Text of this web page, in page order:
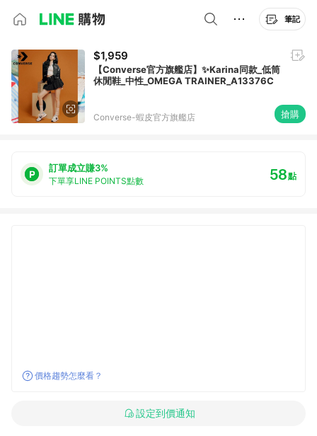
筆記
$1,959
【Converse官方旗艦店】✨Karina同款_低筒
休閒鞋_中性_OMEGA TRAINER_A13376C
Converse-蝦皮官方旗艦店 搶購
訂單成立賺3%
下單享LINE POINTS點數 58點
價格趨勢怎麼看？
設定到價通知